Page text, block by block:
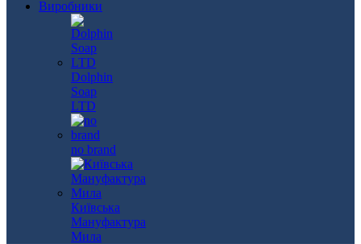
Виробники
Dolphin
Soap
LTD
no brand
Київська
Мануфактура
Мила